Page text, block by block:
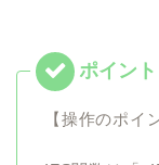
【操作のポイ